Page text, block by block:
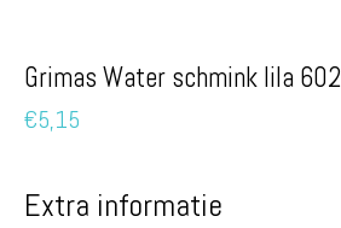
Grimas Water schmink lila 602
€5,15
Extra informatie